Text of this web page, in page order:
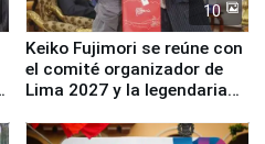
10
Keiko Fujimori se reúne con
el comité organizador de
Lima 2027 y la legendaria